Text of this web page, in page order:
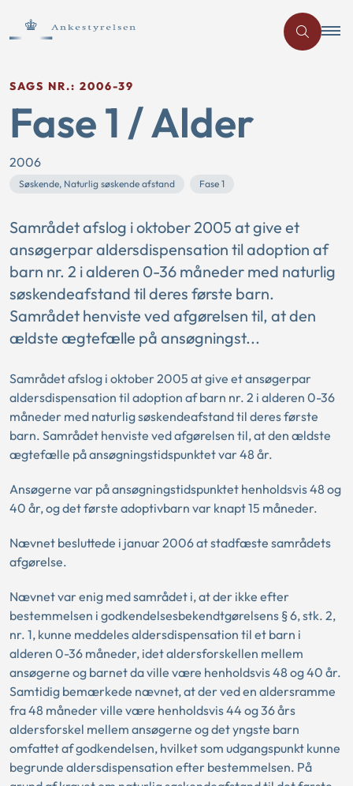
SAGS NR.: 2006-39
Fase 1 / Alder
2006
Søskende, Naturlig søskende afstand Fase 1
Samrådet afslog i oktober 2005 at give et
ansøgerpar aldersdispensation til adoption af
barn nr. 2 i alderen 0-36 måneder med naturlig
søskendeafstand til deres første barn.
Samrådet henviste ved afgørelsen til, at den
ældste ægtefælle på ansøgningst...
Samrådet afslog i oktober 2005 at give et ansøgerpar
aldersdispensation til adoption af barn nr. 2 i alderen 0-36
måneder med naturlig søskendeafstand til deres første
barn. Samrådet henviste ved afgørelsen til, at den ældste
ægtefælle på ansøgningstidspunktet var 48 år.
Ansøgerne var på ansøgningstidspunktet henholdsvis 48 og
40 år, og det første adoptivbarn var knapt 15 måneder.
Nævnet besluttede i januar 2006 at stadfæste samrådets
afgørelse.
Nævnet var enig med samrådet i, at der ikke efter
bestemmelsen i godkendelsesbekendtgørelsens § 6, stk. 2,
nr. 1, kunne meddeles aldersdispensation til et barn i
alderen 0-36 måneder, idet aldersforskellen mellem
ansøgerne og barnet da ville være henholdsvis 48 og 40 år.
Samtidig bemærkede nævnet, at der ved en aldersramme
fra 48 måneder ville være henholdsvis 44 og 36 års
aldersforskel mellem ansøgerne og det yngste barn
omfattet af godkendelsen, hvilket som udgangspunkt kunne
begrunde aldersdispensation efter bestemmelsen. På